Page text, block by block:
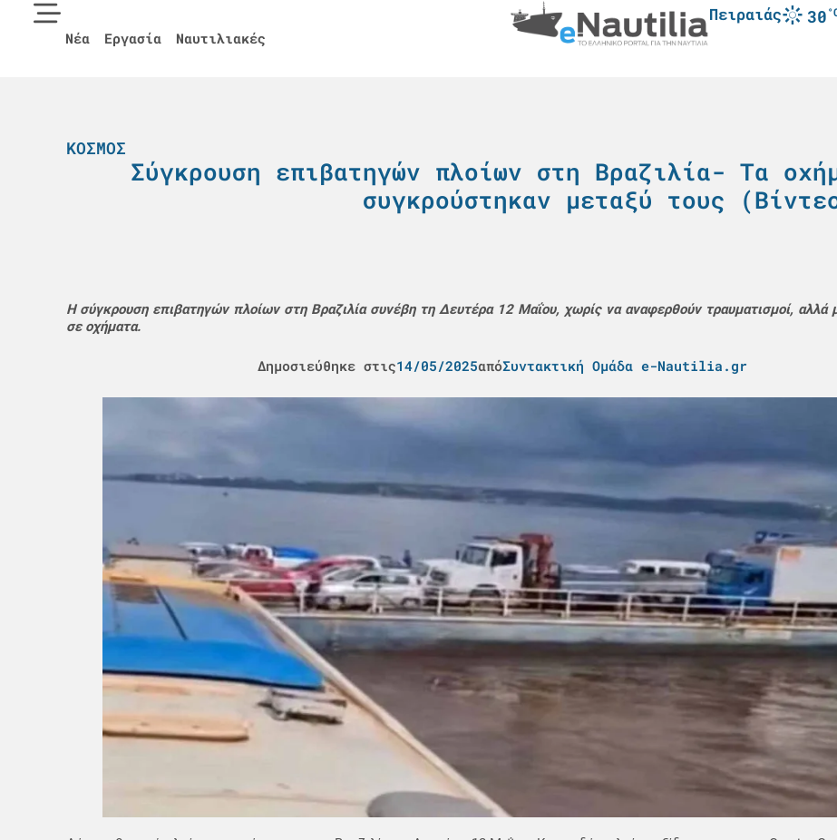
Νέα Εργασία Ναυτιλιακές
Πειραιάς 30
ΚΌΣΜΟΣ
Σύγκρουση επιβατηγών πλοίων στη Βραζιλία- Τα
συγκρούστηκαν μεταξύ τους
Η σύγκρουση επιβατηγών πλοίων στη Βραζιλία συνέβη τη Δευτέρα 12 Μαΐου, χωρίς να αναφερθούν τραυματισμοί, αλλά
σε οχήματα.
Δημοσιεύθηκε στις14/05/2025απόΣυντακτική Ομάδα e-Nautilia.gr